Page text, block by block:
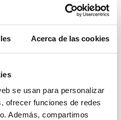
Acerca de las cookies
se usan para personalizar
ofrecer funciones de redes
Además, compartimos
en youtube:
resolución del lanzamiento